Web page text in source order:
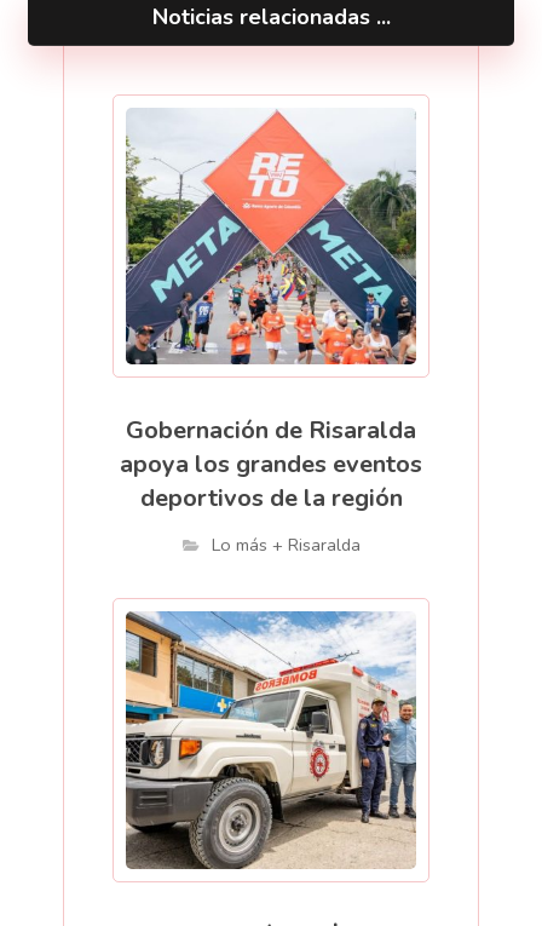
Noticias relacionadas ...
Gobernación de Risaralda
apoya los grandes eventos
deportivos de la región
Lo más + Risaralda